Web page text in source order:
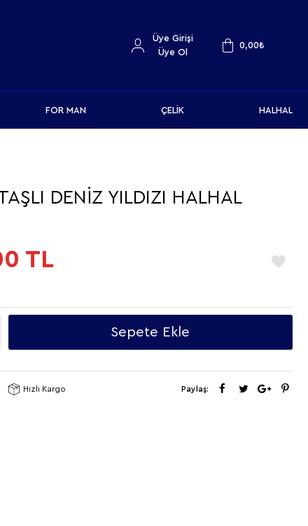
Üye Girişi
Üye Ol
0,00₺
FOR MAN ÇELİK HALHAL
DENİZ YILDIZI HALHAL
TL
Sepete Ekle
Hızlı Kargo Paylaş: